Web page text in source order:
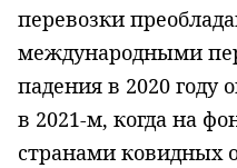
перевозки
международными
падения в 2020 году
в 2021-м, когда на
странами ковидных